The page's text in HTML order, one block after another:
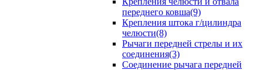
переднего ковша(9)
Крепления штока г/цилиндра
челюсти(8)
Рычаги передней стрелы и их
соединения(3)
Соединение рычага передней